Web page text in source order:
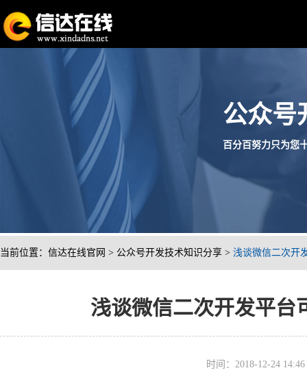
公众号
百分百努力只为您
当前位置： 信达在线官网 > 公众号开发技术知识分享 > 浅谈微信二次开
浅谈微信二次开发平台
时间：2018-12-24